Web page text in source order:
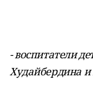
- воспитатели
Худайбердина